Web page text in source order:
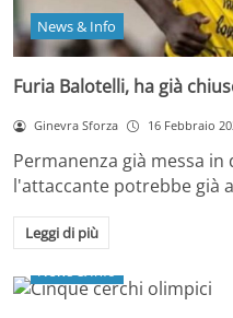
News & Info
Furia Balotelli, ha già
Ginevra Sforza 16 Febbraio
Permanenza già messa
l'attaccante potrebbe già
Leggi di più
News & Info